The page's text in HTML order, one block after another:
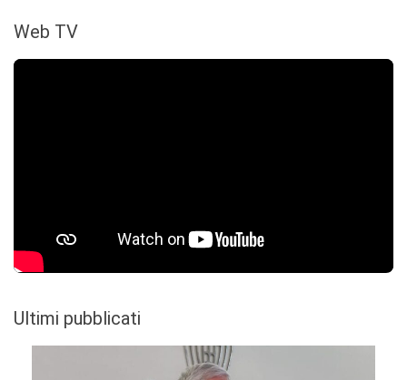
Web TV
Ultimi pubblicati